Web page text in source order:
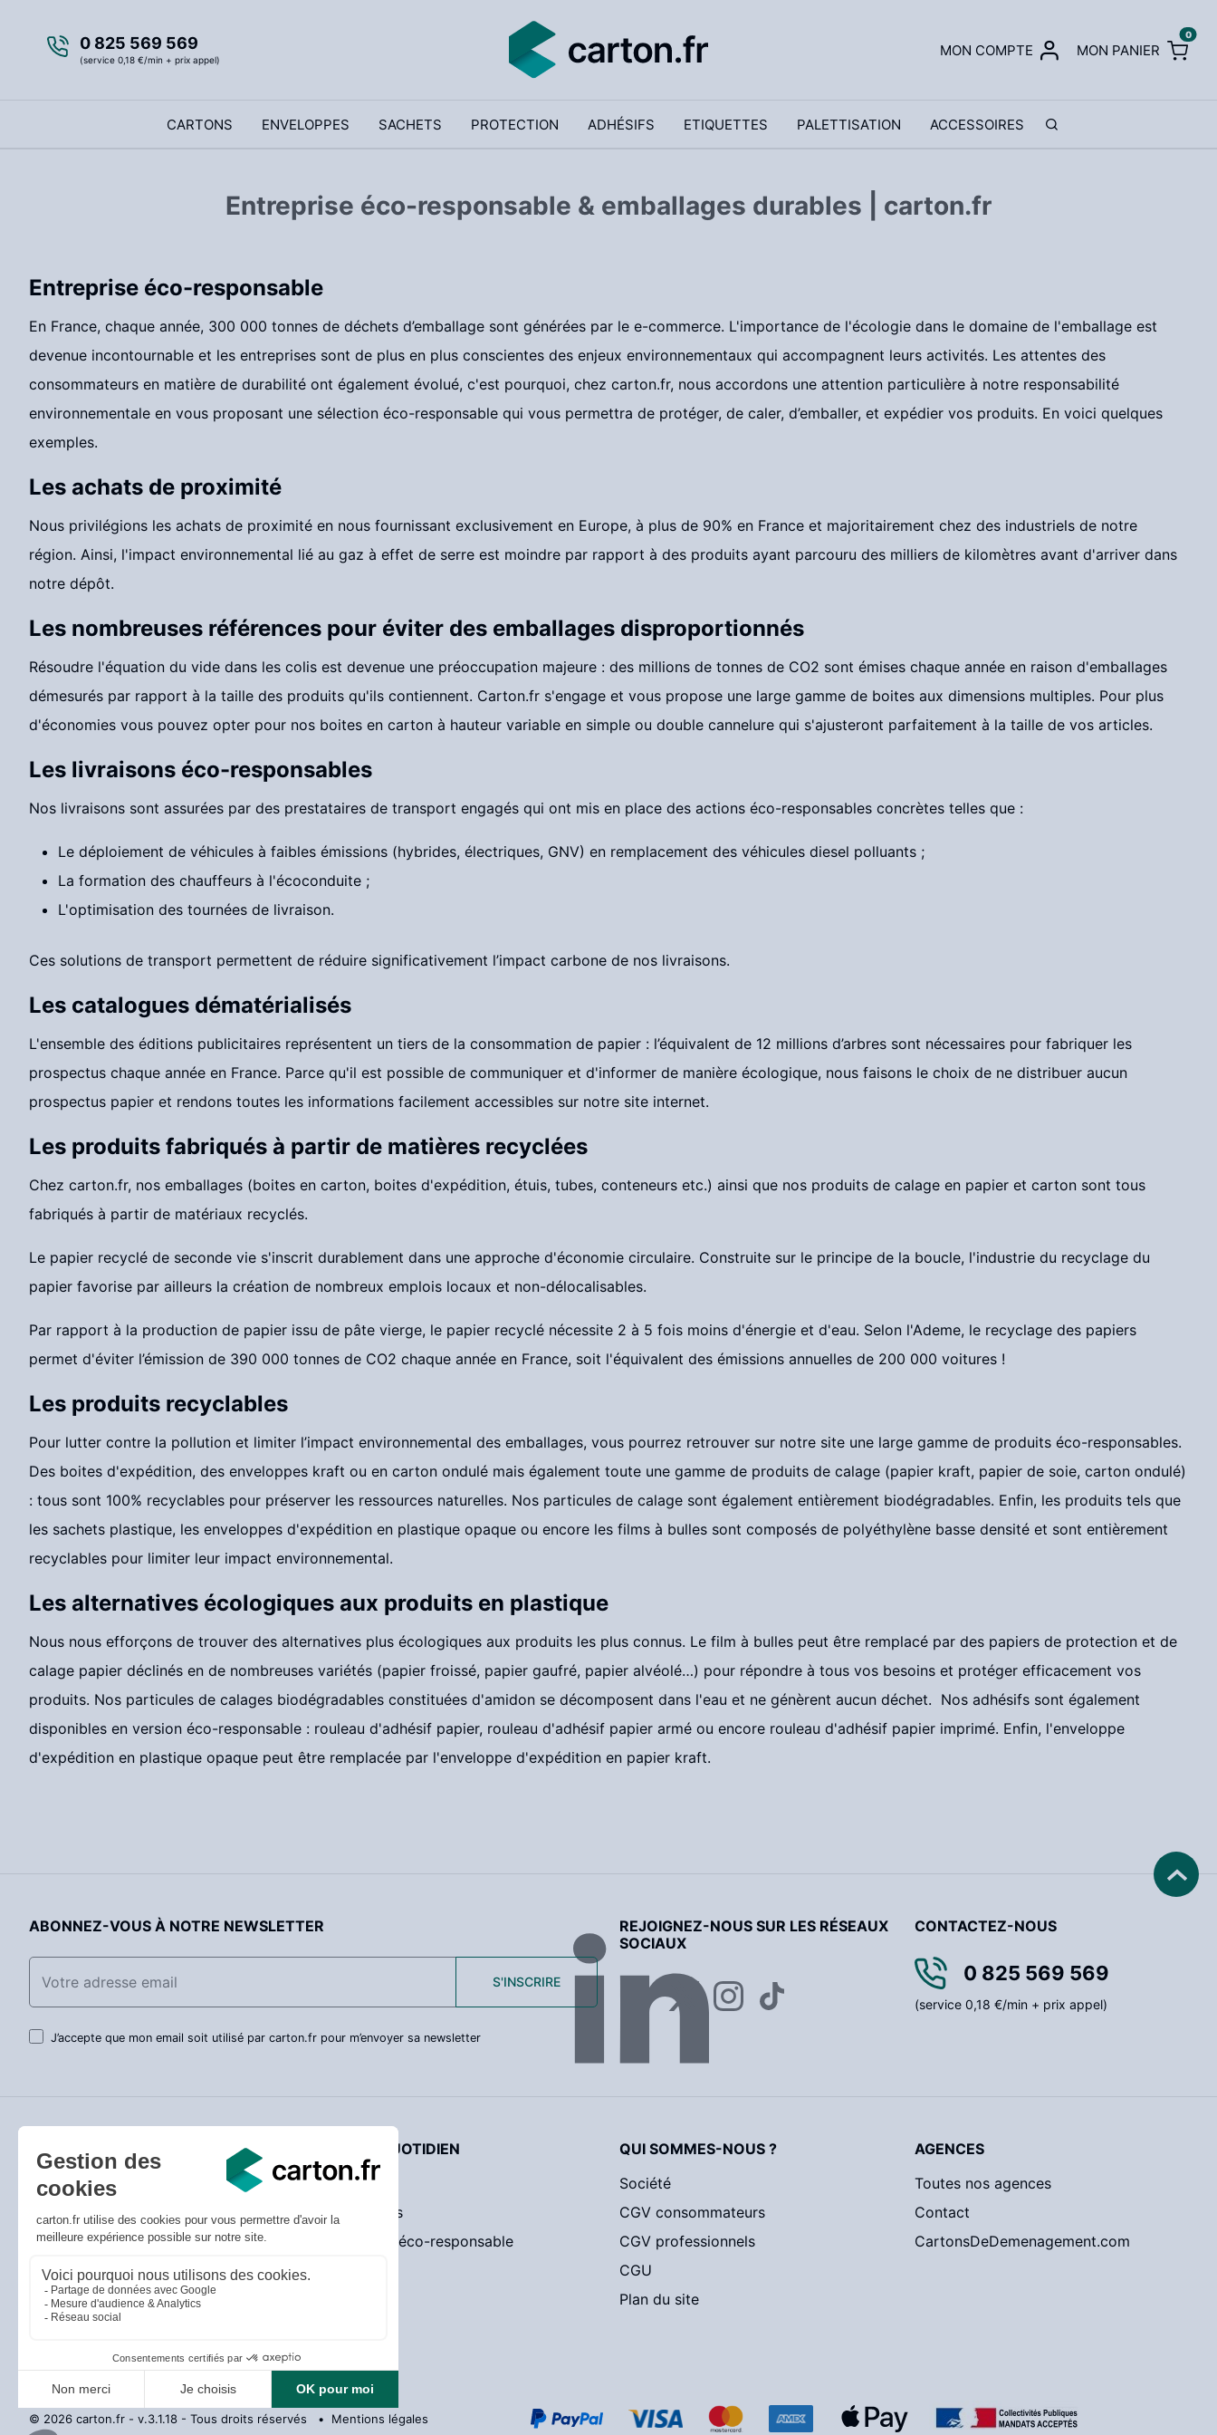
0 825 569 569
(service 0,18 €/min + prix appel)
MON COMPTE MON PANIER
0
CARTONS ENVELOPPES SACHETS PROTECTION ADHÉSIFS ETIQUETTES PALETTISATION ACCESSOIRES
Entreprise éco-responsable & emballages durables | carton.fr
Entreprise éco-responsable
En France, chaque année, 300 000 tonnes de déchets d’emballage sont générées par le e-commerce. L'importance de l'écologie dans le domaine de l'emballage est
devenue incontournable et les entreprises sont de plus en plus conscientes des enjeux environnementaux qui accompagnent leurs activités. Les attentes des
consommateurs en matière de durabilité ont également évolué, c'est pourquoi, chez carton.fr, nous accordons une attention particulière à notre responsabilité
environnementale en vous proposant une sélection éco-responsable qui vous permettra de protéger, de caler, d’emballer, et expédier vos produits. En voici quelques
exemples.
Les achats de proximité
Nous privilégions les achats de proximité en nous fournissant exclusivement en Europe, à plus de 90% en France et majoritairement chez des industriels de notre
région. Ainsi, l'impact environnemental lié au gaz à effet de serre est moindre par rapport à des produits ayant parcouru des milliers de kilomètres avant d'arriver dans
notre dépôt.
Les nombreuses références pour éviter des emballages disproportionnés
Résoudre l'équation du vide dans les colis est devenue une préoccupation majeure : des millions de tonnes de CO2 sont émises chaque année en raison d'emballages
démesurés par rapport à la taille des produits qu'ils contiennent. Carton.fr s'engage et vous propose une large gamme de boites aux dimensions multiples. Pour plus
d'économies vous pouvez opter pour nos boites en carton à hauteur variable en simple ou double cannelure qui s'ajusteront parfaitement à la taille de vos articles.
Les livraisons éco-responsables
Nos livraisons sont assurées par des prestataires de transport engagés qui ont mis en place des actions éco-responsables concrètes telles que :
Le déploiement de véhicules à faibles émissions (hybrides, électriques, GNV) en remplacement des véhicules diesel polluants ;
La formation des chauffeurs à l'écoconduite ;
L'optimisation des tournées de livraison.
Ces solutions de transport permettent de réduire significativement l’impact carbone de nos livraisons.
Les catalogues dématérialisés
L'ensemble des éditions publicitaires représentent un tiers de la consommation de papier : l’équivalent de 12 millions d’arbres sont nécessaires pour fabriquer les
prospectus chaque année en France. Parce qu'il est possible de communiquer et d'informer de manière écologique, nous faisons le choix de ne distribuer aucun
prospectus papier et rendons toutes les informations facilement accessibles sur notre site internet.
Les produits fabriqués à partir de matières recyclées
Chez carton.fr, nos emballages (boites en carton, boites d'expédition, étuis, tubes, conteneurs etc.) ainsi que nos produits de calage en papier et carton sont tous
fabriqués à partir de matériaux recyclés.
Le papier recyclé de seconde vie s'inscrit durablement dans une approche d'économie circulaire. Construite sur le principe de la boucle, l'industrie du recyclage du
papier favorise par ailleurs la création de nombreux emplois locaux et non-délocalisables.
Par rapport à la production de papier issu de pâte vierge, le papier recyclé nécessite 2 à 5 fois moins d'énergie et d'eau. Selon l'Ademe, le recyclage des papiers
permet d'éviter l’émission de 390 000 tonnes de CO2 chaque année en France, soit l'équivalent des émissions annuelles de 200 000 voitures !
Les produits recyclables
Pour lutter contre la pollution et limiter l’impact environnemental des emballages, vous pourrez retrouver sur notre site une large gamme de produits éco-responsables.
Des boites d'expédition, des enveloppes kraft ou en carton ondulé mais également toute une gamme de produits de calage (papier kraft, papier de soie, carton ondulé)
: tous sont 100% recyclables pour préserver les ressources naturelles. Nos particules de calage sont également entièrement biodégradables. Enfin, les produits tels que
les sachets plastique, les enveloppes d'expédition en plastique opaque ou encore les films à bulles sont composés de polyéthylène basse densité et sont entièrement
recyclables pour limiter leur impact environnemental.
Les alternatives écologiques aux produits en plastique
Nous nous efforçons de trouver des alternatives plus écologiques aux produits les plus connus. Le film à bulles peut être remplacé par des papiers de protection et de
calage papier déclinés en de nombreuses variétés (papier froissé, papier gaufré, papier alvéolé…) pour répondre à tous vos besoins et protéger efficacement vos
produits. Nos particules de calages biodégradables constituées d'amidon se décomposent dans l'eau et ne génèrent aucun déchet. Nos adhésifs sont également
disponibles en version éco-responsable : rouleau d'adhésif papier, rouleau d'adhésif papier armé ou encore rouleau d'adhésif papier imprimé. Enfin, l'enveloppe
d'expédition en plastique opaque peut être remplacée par l'enveloppe d'expédition en papier kraft.
ABONNEZ-VOUS À NOTRE NEWSLETTER
S'INSCRIRE
J’accepte que mon email soit utilisé par carton.fr pour m’envoyer sa newsletter
REJOIGNEZ-NOUS SUR LES RÉSEAUX
SOCIAUX
CONTACTEZ-NOUS
0 825 569 569
(service 0,18 €/min + prix appel)
SERVICE CLIENT
Livraison
Prix bas garantis
Conseils utiles
Guide de choix des cartons
Guide de choix des adhésifs
NOTRE QUOTIDIEN
Actualités
Promotions
Entreprise éco-responsable
QUI SOMMES-NOUS ?
Société
CGV consommateurs
CGV professionnels
CGU
Plan du site
AGENCES
Toutes nos agences
Contact
CartonsDeDemenagement.com
© 2026 carton.fr - v.3.1.18 - Tous droits réservés Mentions légales